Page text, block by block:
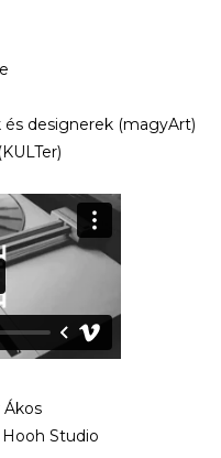
designerek (magyArt)
Ákos
Studio